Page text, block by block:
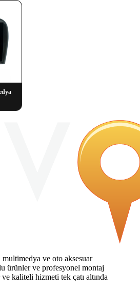
ve oto aksesuar
ürünler ve profesyonel montaj
kaliteli hizmeti tek çatı altında